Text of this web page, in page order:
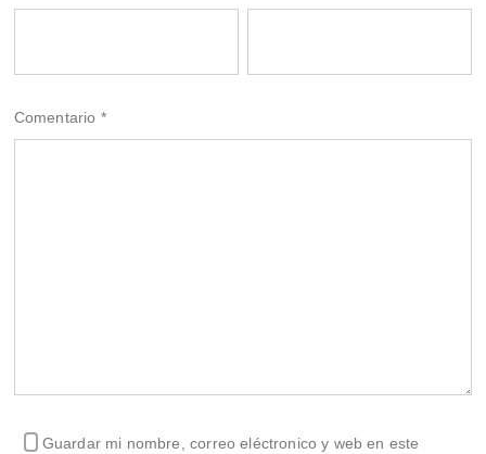
Comentario *
Guardar mi nombre, correo eléctronico y web en este